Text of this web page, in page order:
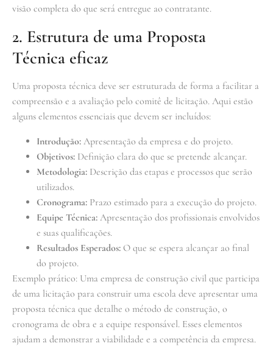
visão completa do que será entregue ao contratante.
2. Estrutura de uma Proposta
Técnica eficaz
Uma proposta técnica deve ser estruturada de forma a facilitar a
compreensão e a avaliação pelo comitê de licitação. Aqui estão
alguns elementos essenciais que devem ser incluídos:
Introdução: Apresentação da empresa e do projeto.
Objetivos: Definição clara do que se pretende alcançar.
Metodologia: Descrição das etapas e processos que serão
utilizados.
Cronograma: Prazo estimado para a execução do projeto.
Equipe Técnica: Apresentação dos profissionais envolvidos
e suas qualificações.
Resultados Esperados: O que se espera alcançar ao final
do projeto.
Exemplo prático: Uma empresa de construção civil que participa
de uma licitação para construir uma escola deve apresentar uma
proposta técnica que detalhe o método de construção, o
cronograma de obra e a equipe responsável. Esses elementos
ajudam a demonstrar a viabilidade e a competência da empresa.